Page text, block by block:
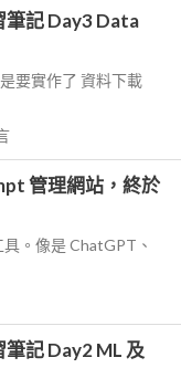
記 Day3 Data
要實作了 資料下載
管理網站，終於
。像是 ChatGPT、
記 Day2 ML 及